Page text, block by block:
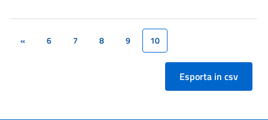
« 6 7 8 9 10(current)